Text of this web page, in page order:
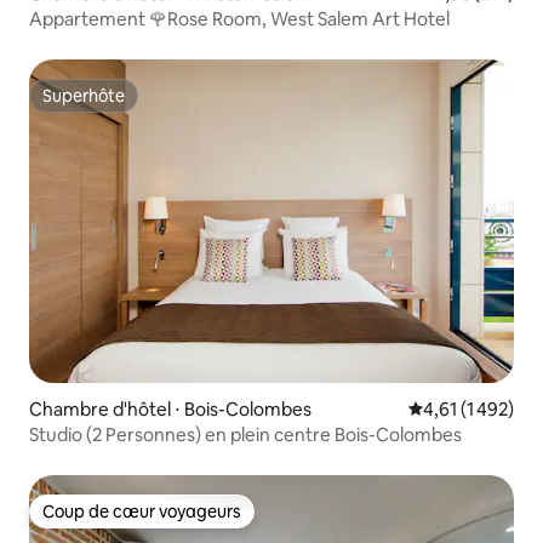
Appartement 🌹Rose Room, West Salem Art Hotel
Superhôte
Superhôte
Chambre d'hôtel ⋅ Bois-Colombes Évaluation
4,61 (1 492)
Studio (2 Personnes) en plein centre Bois-Colombes
Coup de cœur voyageurs
Coup de cœur voyageurs